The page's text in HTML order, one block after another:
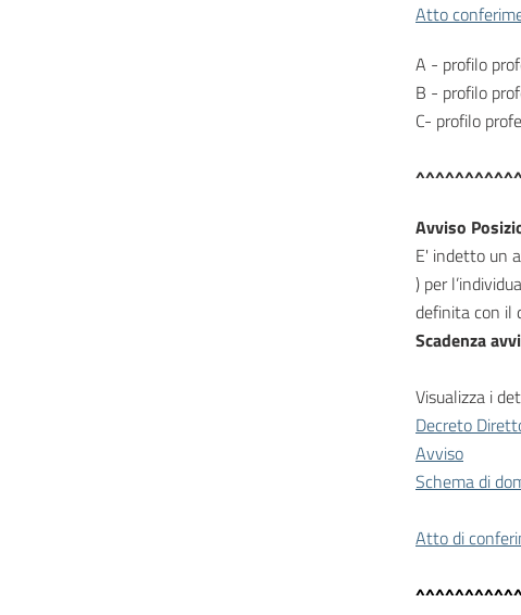
Atto
A - profilo
B - profilo
C- profilo
Avviso
E' indetto un
) per
definita con il
Scadenza
Visualizza i
Decreto
Avviso
Schema di
Atto di